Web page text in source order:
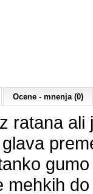
Ocene - mnenja (0)
ratana ali
mehkih